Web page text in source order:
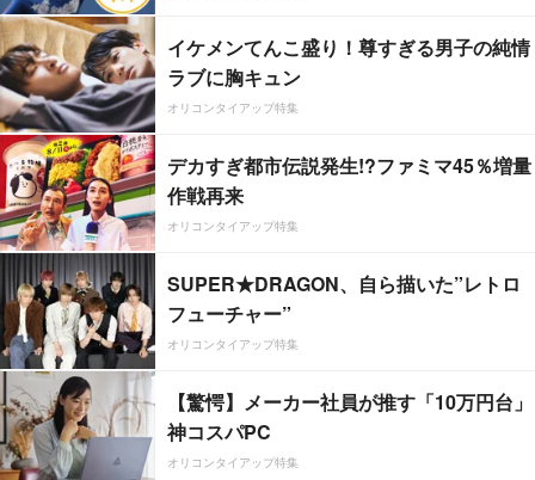
イケメンてんこ盛り！尊すぎる男子の純情
ラブに胸キュン
オリコンタイアップ特集
デカすぎ都市伝説発生!?ファミマ45％増量
作戦再来
オリコンタイアップ特集
SUPER★DRAGON、自ら描いた”レトロ
フューチャー”
オリコンタイアップ特集
【驚愕】メーカー社員が推す「10万円台」
神コスパPC
オリコンタイアップ特集